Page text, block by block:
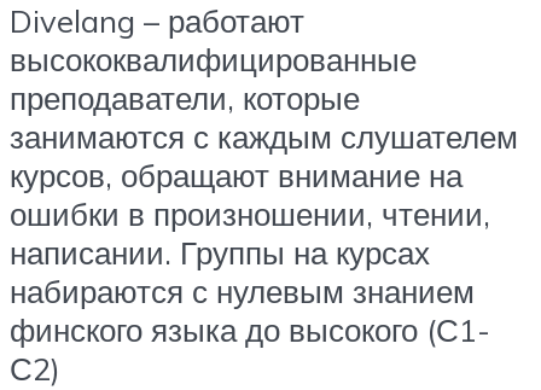
Divelang – работают
высококвалифицированные
преподаватели, которые
занимаются с каждым слушателем
курсов, обращают внимание на
ошибки в произношении, чтении,
написании. Группы на курсах
набираются с нулевым знанием
финского языка до высокого (С1-
С2)